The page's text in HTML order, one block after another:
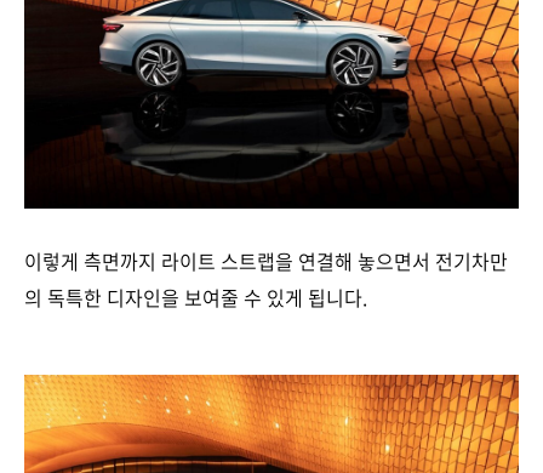
이렇게 측면까지 라이트 스트랩을 연결해 놓으면서 전기차만
의 독특한 디자인을 보여줄 수 있게 됩니다.